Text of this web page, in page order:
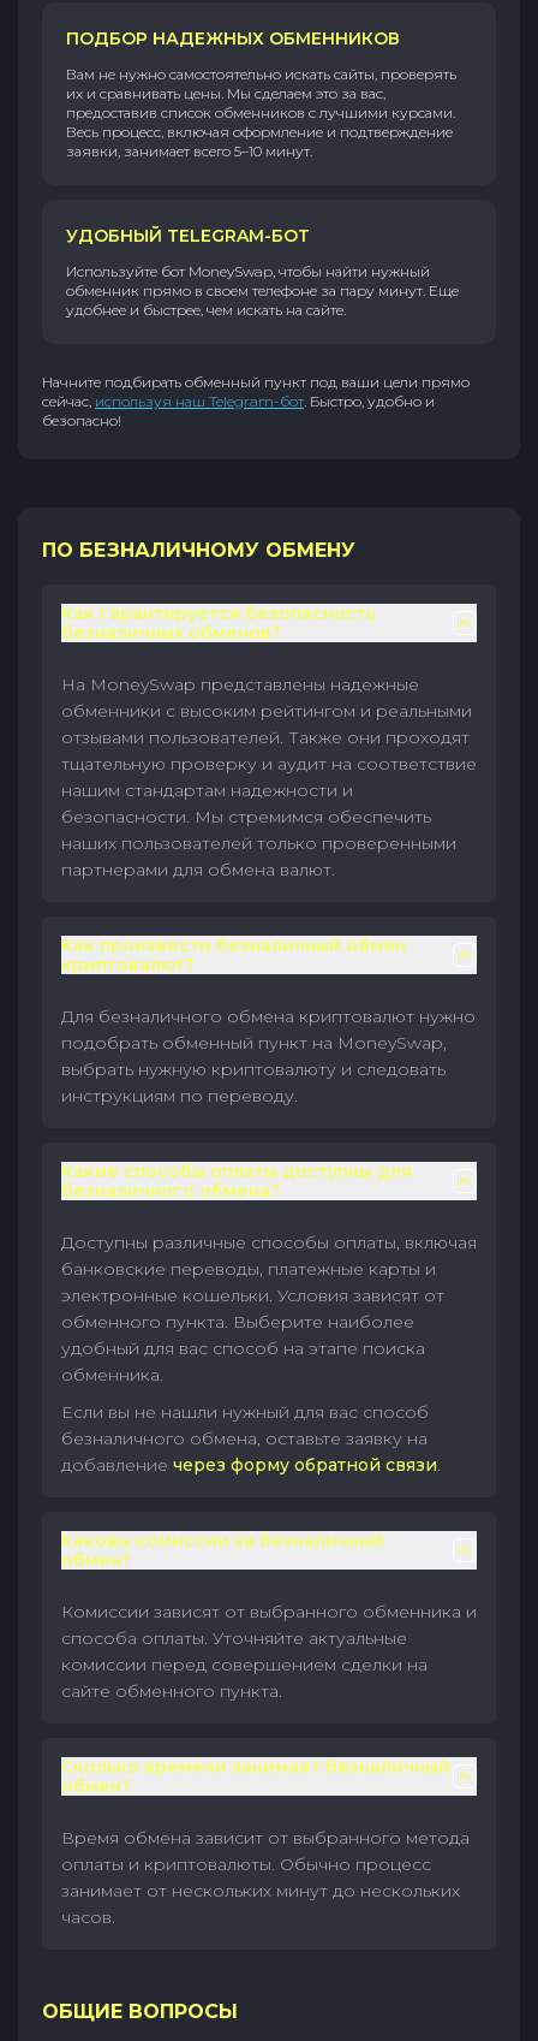
ПОДБОР НАДЕЖНЫХ ОБМЕННИКОВ
Вам не нужно самостоятельно искать сайты, проверять
их и сравнивать цены. Мы сделаем это за вас,
предоставив список обменников с лучшими курсами.
Весь процесс, включая оформление и подтверждение
заявки, занимает всего 5–10 минут.
УДОБНЫЙ TELEGRAM-БОТ
Используйте бот MoneySwap, чтобы найти нужный
обменник прямо в своем телефоне за пару минут. Еще
удобнее и быстрее, чем искать на сайте.
Начните подбирать обменный пункт под ваши цели прямо
сейчас, используя наш Telegram-бот. Быстро, удобно и
безопасно!
ПО БЕЗНАЛИЧНОМУ ОБМЕНУ
Как гарантируется безопасность
безналичных обменов?
На MoneySwap представлены надежные
обменники с высоким рейтингом и реальными
отзывами пользователей. Также они проходят
тщательную проверку и аудит на соответствие
нашим стандартам надежности и
безопасности. Мы стремимся обеспечить
наших пользователей только проверенными
партнерами для обмена валют.
Как произвести безналичный обмен
криптовалют?
Для безналичного обмена криптовалют нужно
подобрать обменный пункт на MoneySwap,
выбрать нужную криптовалюту и следовать
инструкциям по переводу.
Какие способы оплаты доступны для
безналичного обмена?
Доступны различные способы оплаты, включая
банковские переводы, платежные карты и
электронные кошельки. Условия зависят от
обменного пункта. Выберите наиболее
удобный для вас способ на этапе поиска
обменника.
Если вы не нашли нужный для вас способ
безналичного обмена, оставьте заявку на
добавление через форму обратной связи.
Каковы комиссии за безналичный
обмен?
Комиссии зависят от выбранного обменника и
способа оплаты. Уточняйте актуальные
комиссии перед совершением сделки на
сайте обменного пункта.
Сколько времени занимает безналичный
обмен?
Время обмена зависит от выбранного метода
оплаты и криптовалюты. Обычно процесс
занимает от нескольких минут до нескольких
часов.
ОБЩИЕ ВОПРОСЫ